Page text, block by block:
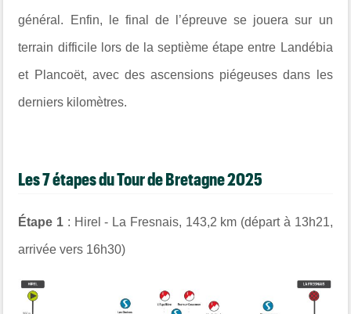
général. Enfin, le final de l’épreuve se jouera sur un
terrain difficile lors de la septième étape entre Landébia
et Plancoët, avec des ascensions piégeuses dans les
derniers kilomètres.
Les 7 étapes du Tour de Bretagne 2025
Étape 1 : Hirel - La Fresnais, 143,2 km (départ à 13h21,
arrivée vers 16h30)